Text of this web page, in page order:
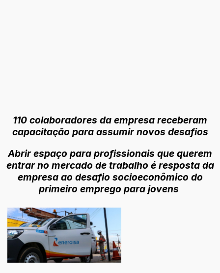
110 colaboradores da empresa receberam
capacitação para assumir novos desafios
Abrir espaço para profissionais que querem
entrar no mercado de trabalho é resposta da
empresa ao desafio socioeconômico do
primeiro emprego para jovens